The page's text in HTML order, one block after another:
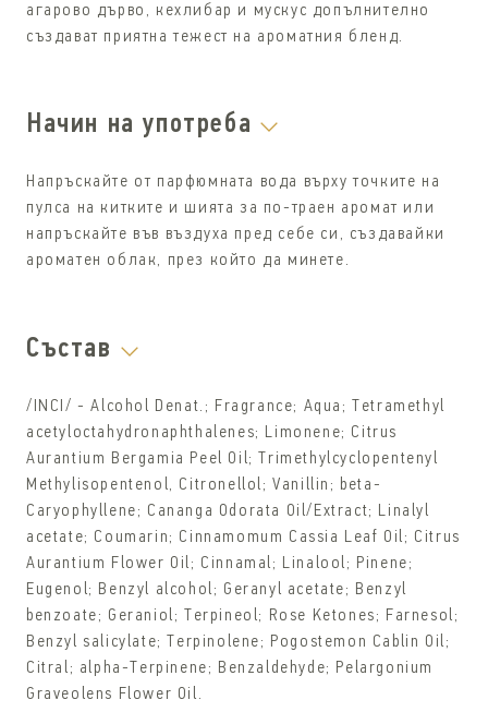
агарово дърво, кехлибар и мускус допълнително
създават приятна тежест на ароматния бленд.
Начин на употреба
Напръскайте от парфюмната вода върху точките на
пулса на китките и шията за по-траен аромат или
напръскайте във въздуха пред себе си, създавайки
ароматен облак, през който да минете.
Състав
/INCI/ - Alcohol Denat.; Fragrance; Aqua; Tetramethyl
acetyloctahydronaphthalenes; Limonene; Citrus
Aurantium Bergamia Peel Oil; Trimethylcyclopentenyl
Methylisopentenol, Citronellol; Vanillin; beta-
Caryophyllene; Cananga Odorata Oil/Extract; Linalyl
acetate; Coumarin; Cinnamomum Cassia Leaf Oil; Citrus
Aurantium Flower Oil; Cinnamal; Linalool; Pinene;
Eugenol; Benzyl alcohol; Geranyl acetate; Benzyl
benzoate; Geraniol; Terpineol; Rose Ketones; Farnesol;
Benzyl salicylate; Terpinolene; Pogostemon Cablin Oil;
Citral; alpha-Terpinene; Benzaldehyde; Pelargonium
Graveolens Flower Oil.